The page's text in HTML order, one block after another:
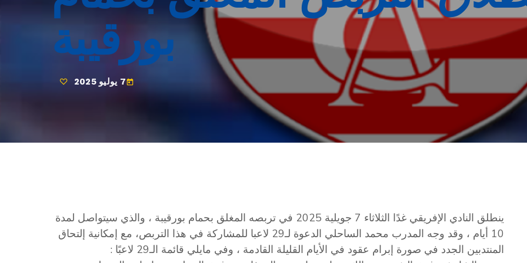
بورقيبة
today7 يوليو 2025
ينطلق النادي الإفريقي غدًا الثلاثاء 7 جويلية 2025 في تربصه المغلق بحمام بورقيبة ، والذي سيتواصل لمدة
10 أيام ، وقد وجه المدرب محمد الساحلي الدعوة لـ29 لاعبا للمشاركة في هذا التربص، مع إمكانية إلتحاق
المنتدبين الجدد في صورة إبرام عقود في الأيام القليلة القادمة ، وفي مايلي قائمة الـ29 لاعبًا :